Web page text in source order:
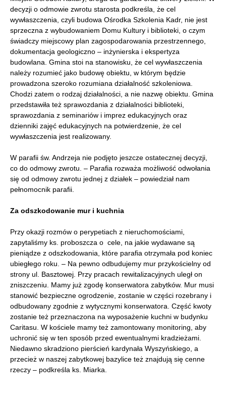
decyzji o odmowie zwrotu starosta podkreśla, że cel
wywłaszczenia, czyli budowa Ośrodka Szkolenia Kadr, nie jest
sprzeczna z wybudowaniem Domu Kultury i biblioteki, o czym
świadczy miejscowy plan zagospodarowania przestrzennego,
dokumentacja geologiczno – inżynierska i ekspertyza
budowlana. Gmina stoi na stanowisku, że cel wywłaszczenia
należy rozumieć jako budowę obiektu, w którym będzie
prowadzona szeroko rozumiana działalność szkoleniowa.
Chodzi zatem o rodzaj działalności, a nie nazwę obiektu. Gmina
przedstawiła też sprawozdania z działalności biblioteki,
sprawozdania z seminariów i imprez edukacyjnych oraz
dzienniki zajęć edukacyjnych na potwierdzenie, że cel
wywłaszczenia jest realizowany.
W parafii św. Andrzeja nie podjęto jeszcze ostatecznej decyzji,
co do odmowy zwrotu. – Parafia rozważa możliwość odwołania
się od odmowy zwrotu jednej z działek – powiedział nam
pełnomocnik parafii.
Za odszkodowanie mur i kuchnia
Przy okazji rozmów o perypetiach z nieruchomościami,
zapytaliśmy ks. proboszcza o cele, na jakie wydawane są
pieniądze z odszkodowania, które parafia otrzymała pod koniec
ubiegłego roku. – Na pewno odbudujemy mur przykościelny od
strony ul. Basztowej. Przy pracach rewitalizacyjnych uległ on
zniszczeniu. Mamy już zgodę konserwatora zabytków. Mur musi
stanowić bezpieczne ogrodzenie, zostanie w części rozebrany i
odbudowany zgodnie z wytycznymi konserwatora. Część kwoty
zostanie też przeznaczona na wyposażenie kuchni w budynku
Caritasu. W kościele mamy też zamontowany monitoring, aby
uchronić się w ten sposób przed ewentualnymi kradzieżami.
Niedawno skradziono pierścień kardynała Wyszyńskiego, a
przecież w naszej zabytkowej bazylice też znajdują się cenne
rzeczy – podkreśla ks. Miarka.